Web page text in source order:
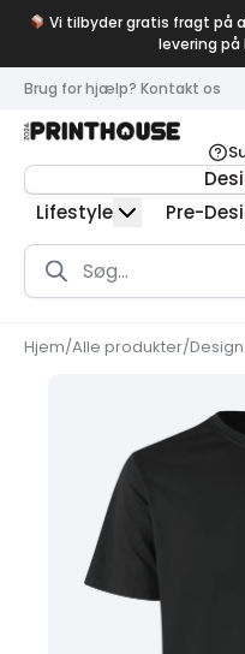
Vi tilbyder gratis fragt på
levering
Brug for hjælp? Kontakt os
Lifestyle
Pre-
Products
search
Hjem/Alle produkter/